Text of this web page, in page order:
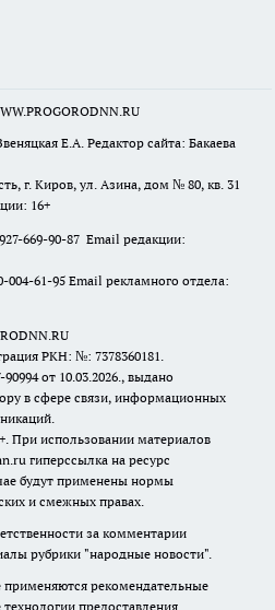
Е.А. Редактор сайта: Бакаева
г. Киров, ул. Азина, дом № 80, кв. 31
16+
669-90-87 Email редакции:
61-95 Email рекламного отдела:
РКН: №: 7378360181.
от 10.03.2026., выдано
в сфере связи, информационных
При использовании материалов
гиперссылка на ресурс
будут применены нормы
и смежных правах.
за комментарии
рубрики "народные новости".
рекомендательные
предоставления